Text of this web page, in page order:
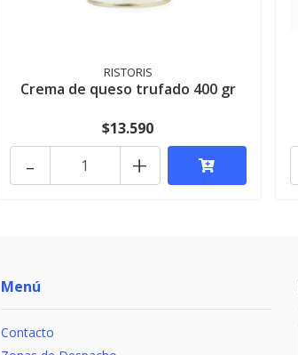
RISTORIS
Crema de queso trufado 400 gr
$13.590
+
-
Menú
Contacto